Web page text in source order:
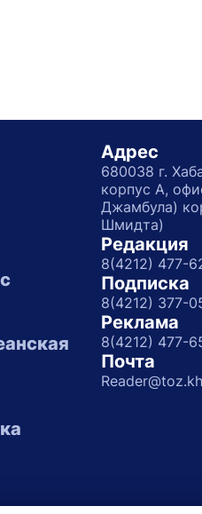
Адрес
680038 г.
корпус А,
Джамбула)
Шмидта)
Редакция
8(4212) 477-
Подписка
8(4212) 377-
Реклама
8(4212) 477-
Почта